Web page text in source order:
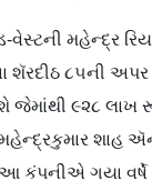
મહેન્દ્ર
શૅરદીઠ ૮૫ની
જેમાંથી ૯૨૮
શાહ
કંપનીએ ગયા વર્ષે